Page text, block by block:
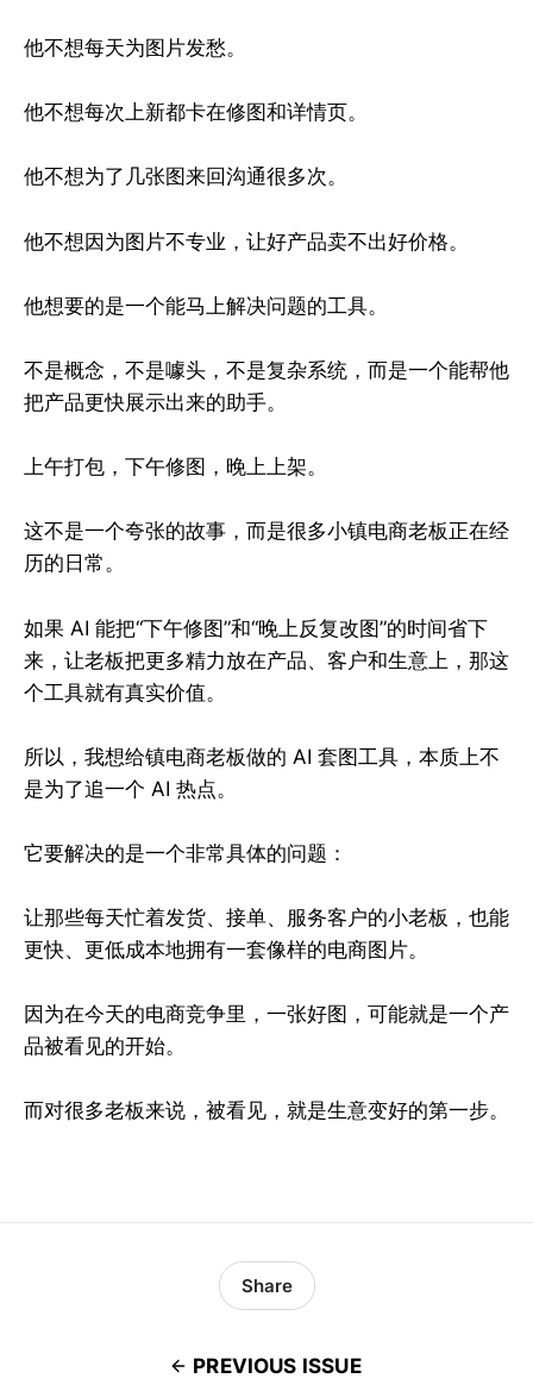
他不想每天为图片发愁。
他不想每次上新都卡在修图和详情页。
他不想为了几张图来回沟通很多次。
他不想因为图片不专业，让好产品卖不出好价格。
他想要的是一个能马上解决问题的工具。
不是概念，不是噱头，不是复杂系统，而是一个能帮他
把产品更快展示出来的助手。
上午打包，下午修图，晚上上架。
这不是一个夸张的故事，而是很多小镇电商老板正在经
历的日常。
如果 AI 能把“下午修图”和“晚上反复改图”的时间省下
来，让老板把更多精力放在产品、客户和生意上，那这
个工具就有真实价值。
所以，我想给镇电商老板做的 AI 套图工具，本质上不
是为了追一个 AI 热点。
它要解决的是一个非常具体的问题：
让那些每天忙着发货、接单、服务客户的小老板，也能
更快、更低成本地拥有一套像样的电商图片。
因为在今天的电商竞争里，一张好图，可能就是一个产
品被看见的开始。
而对很多老板来说，被看见，就是生意变好的第一步。
PREVIOUS ISSUE
Share